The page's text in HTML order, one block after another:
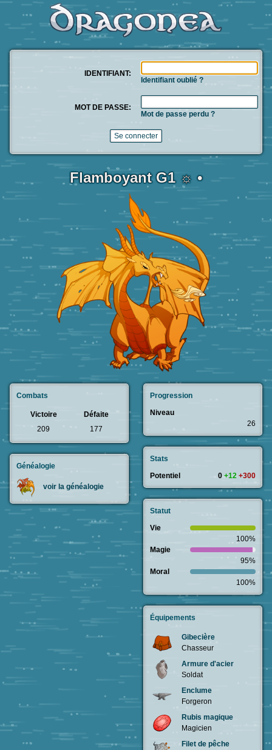
IDENTIFIANT:
Identifiant oublié ?
MOT DE PASSE:
Mot de passe perdu ?
Flamboyant G1 ☼ •
Combats
Victoire
Défaite
209
177
Généalogie
voir la généalogie
Progression
Niveau
26
Stats
Potentiel
0 +12 +300
Statut
Vie
100%
Magie
95%
Moral
100%
Équipements
Gibecière
Chasseur
Armure d'acier
Soldat
Enclume
Forgeron
Rubis magique
Magicien
Filet de pêche